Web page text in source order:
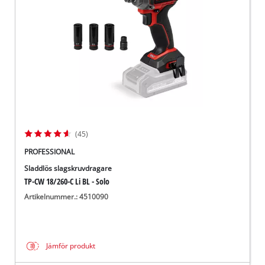
(45)
PROFESSIONAL
Sladdlös slagskruvdragare
TP-CW 18/260-C Li BL - Solo
Artikelnummer.: 4510090
Jämför produkt